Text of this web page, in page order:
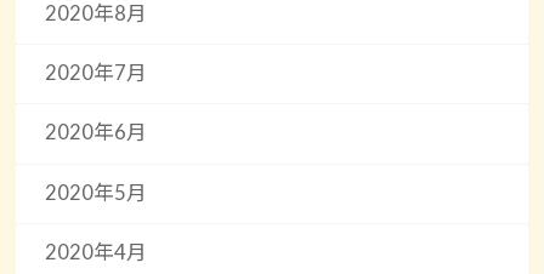
2020年8月
2020年7月
2020年6月
2020年5月
2020年4月